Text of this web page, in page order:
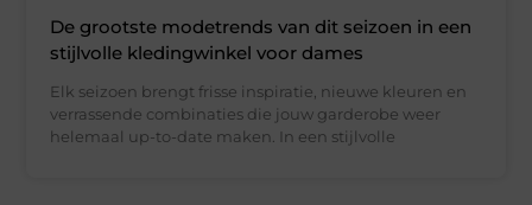
De grootste modetrends van dit seizoen in een
stijlvolle kledingwinkel voor dames
Elk seizoen brengt frisse inspiratie, nieuwe kleuren en
verrassende combinaties die jouw garderobe weer
helemaal up-to-date maken. In een stijlvolle